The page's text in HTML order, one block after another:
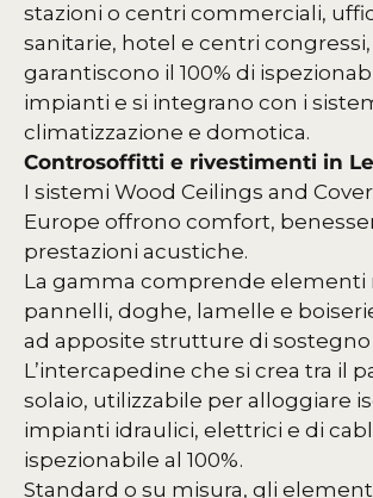
stazioni o centri commerciali,
sanitarie, hotel e centri congressi,
garantiscono il 100% di
impianti e si integrano con i
climatizzazione e domotica.
Controsoffitti e rivestimenti in
I sistemi Wood Ceilings and
Europe offrono comfort,
prestazioni acustiche.
La gamma comprende elementi
pannelli, doghe, lamelle e
ad apposite strutture di sostegno
L’intercapedine che si crea tra il
solaio, utilizzabile per alloggiare
impianti idraulici, elettrici e di
ispezionabile al 100%.
Standard o su misura, gli